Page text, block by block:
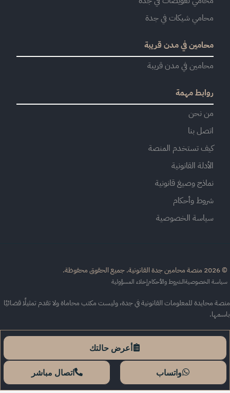
محامي شيكات في جدة
محامين في مدن قريبة
محامين في مدن قريبة
روابط مهمة
من نحن
اتصل بنا
كيف تستخدم المنصة
الأدلة القانونية
نماذج وصيغ قانونية
شروط وأحكام
سياسة الخصوصية
الحقوق محفوظة.
الخصوصيةالشروط والأحكامإخلاء المسؤولية
محايدة للمعلومات القانونية في جدة، وليست مكتب محاماة ولا تقدم تمثيلًا قضائيًا
أعرض حالتك
واتساب اتصال مباشر